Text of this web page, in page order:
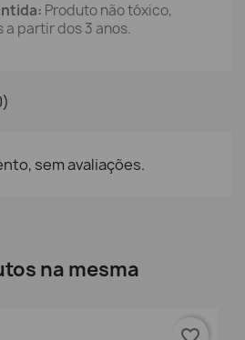
Produto não tóxico,
partir dos 3 anos.
sem avaliações.
na mesma